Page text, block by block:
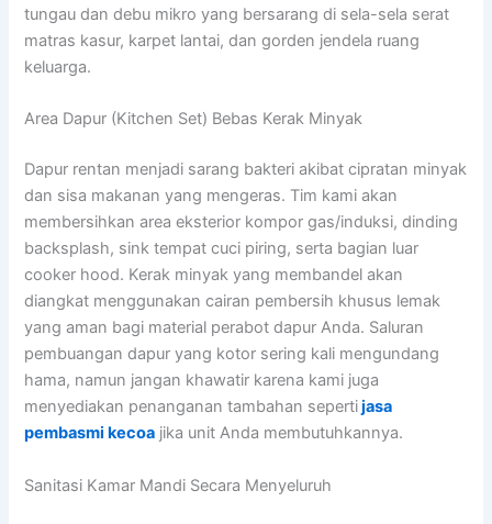
tungau dan debu mikro yang bersarang di sela-sela serat
matras kasur, karpet lantai, dan gorden jendela ruang
keluarga.
Area Dapur (Kitchen Set) Bebas Kerak Minyak
Dapur rentan menjadi sarang bakteri akibat cipratan minyak
dan sisa makanan yang mengeras. Tim kami akan
membersihkan area eksterior kompor gas/induksi, dinding
backsplash, sink tempat cuci piring, serta bagian luar
cooker hood. Kerak minyak yang membandel akan
diangkat menggunakan cairan pembersih khusus lemak
yang aman bagi material perabot dapur Anda. Saluran
pembuangan dapur yang kotor sering kali mengundang
hama, namun jangan khawatir karena kami juga
menyediakan penanganan tambahan sepertijasa
pembasmi kecoa jika unit Anda membutuhkannya.
Sanitasi Kamar Mandi Secara Menyeluruh